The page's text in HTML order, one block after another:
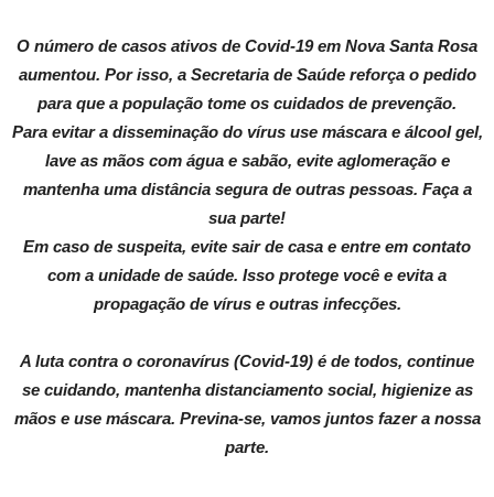
O número de casos ativos de Covid-19 em Nova Santa Rosa
aumentou. Por isso, a Secretaria de Saúde reforça o pedido
para que a população tome os cuidados de prevenção.
Para evitar a disseminação do vírus use máscara e álcool gel,
lave as mãos com água e sabão, evite aglomeração e
mantenha uma distância segura de outras pessoas. Faça a
sua parte!
Em caso de suspeita, evite sair de casa e entre em contato
com a unidade de saúde. Isso protege você e evita a
propagação de vírus e outras infecções.
A luta contra o coronavírus (Covid-19) é de todos, continue
se cuidando, mantenha distanciamento social, higienize as
mãos e use máscara. Previna-se, vamos juntos fazer a nossa
parte.